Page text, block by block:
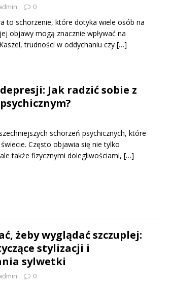
0
to schorzenie, które dotyka wiele osób na
objawy mogą znacznie wpływać na
trudności w oddychaniu czy […]
Jak radzić sobie z
schorzeń psychicznych, które
Często objawia się nie tylko
także fizycznymi dolegliwościami, […]
żeby wyglądać szczuplej:
stylizacji i
sylwetki
0